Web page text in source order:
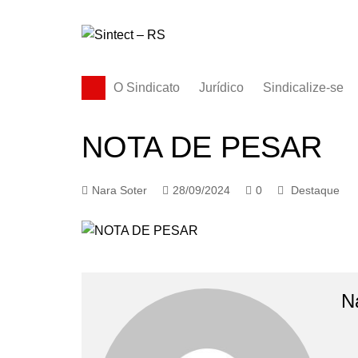
O Sindicato
História
Jurídico Sindicalize-se
NOTA DE PESAR
Nara Soter 28/09/2024 0 Destaque